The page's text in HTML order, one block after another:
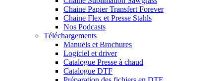
Chaine Papier Transfert Forever
Chaine Flex et Presse Stahls
Nos Podcasts
Téléchargements
Manuels et Brochures
Logiciel et driver
Catalogue Presse à chaud
Catalogue DTF